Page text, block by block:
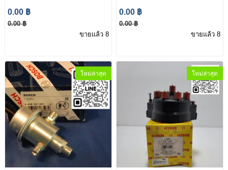
W126 ปลั๊กใหญ่ 8สูบ 1ชุด
8เส้น อย่างดี Frey enz S-
Class W126 ( 1979 -
0.00 ฿
0.00 ฿
ขายแล้ว 8
Class W126 ( 1979 -
1991 ) รุ่น 500SE/SEL
0.00 ฿
0.00 ฿
ขายแล้ว 8
ใหม่ล่าสุด ใหม่ล่าสุด